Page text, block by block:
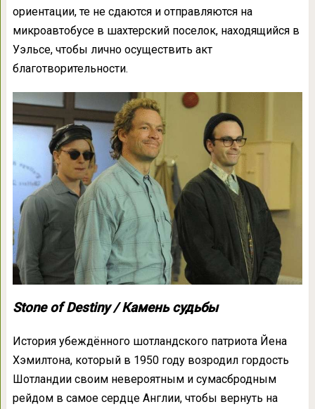
ориентации, те не сдаются и отправляются на
микроавтобусе в шахтерский поселок, находящийся в
Уэльсе, чтобы лично осуществить акт
благотворительности.
Stone of Destiny / Камень судьбы
История убеждённого шотландского патриота Йена
Хэмилтона, который в 1950 году возродил гордость
Шотландии своим невероятным и сумасбродным
рейдом в самое сердце Англии, чтобы вернуть на